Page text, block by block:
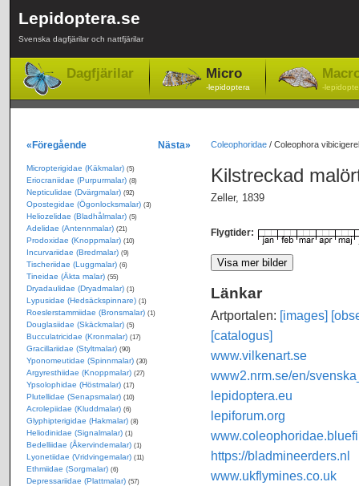
Lepidoptera.se
Svenska dagfjärilar och nattfjärilar
Dagfjärilar Micro
-lepidoptera -
Coleophoridae/ Coleophora
Kilstreckad
Zeller, 1839
Flygtider:
Länkar
Artportalen: [images]
[catalogus]
www.vilkenart.se
www2.nrm.se/en/
lepidoptera.eu
lepiforum.org
https://bladmineerders.nl
www.ukflymines.co.uk
«Föregående Nästa»
Micropterigidae (Käkmalar) (5)
Eriocraniidae (Purpurmalar) (8)
Nepticulidae (Dvärgmalar) (92)
Opostegidae (Ögonlocksmalar) (3)
Heliozelidae (Bladhålmalar) (5)
Adelidae (Antennmalar) (21)
Prodoxidae (Knoppmalar) (10)
Incurvariidae (Bredmalar) (9)
Tischeriidae (Luggmalar) (6)
Tineidae (Äkta malar) (55)
Dryadaulidae (Dryadmalar) (1)
Lypusidae (Hedsäckspinnare) (1)
Roeslerstammiidae (Bronsmalar) (1)
Douglasiidae (Skäckmalar) (5)
Bucculatricidae (Kronmalar) (17)
Gracillariidae (Styltmalar) (90)
Yponomeutidae (Spinnmalar) (30)
Argyresthiidae (Knoppmalar) (27)
Ypsolophidae (Höstmalar) (17)
Plutellidae (Senapsmalar) (10)
Acrolepiidae (Kluddmalar) (6)
Glyphipterigidae (Hakmalar) (8)
Heliodinidae (Signalmalar) (1)
Bedelliidae (Åkervindemalar) (1)
Lyonetiidae (Vridvingemalar) (11)
Ethmiidae (Sorgmalar) (6)
Depressariidae (Plattmalar) (57)